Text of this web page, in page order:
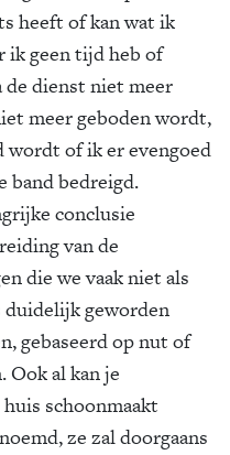
heeft of kan wat ik
ik geen tijd heb of
de dienst niet meer
meer geboden wordt,
wordt of ik er evengoed
band bedreigd.
conclusie
van de
die we vaak niet als
duidelijk geworden
gebaseerd op nut of
al kan je
schoonmaakt
ze zal doorgaans